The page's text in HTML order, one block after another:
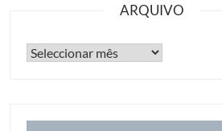
ARQUIVO